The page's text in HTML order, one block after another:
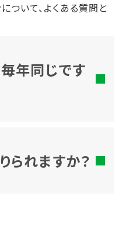
いて、よくある質問と
年同じです
られますか？